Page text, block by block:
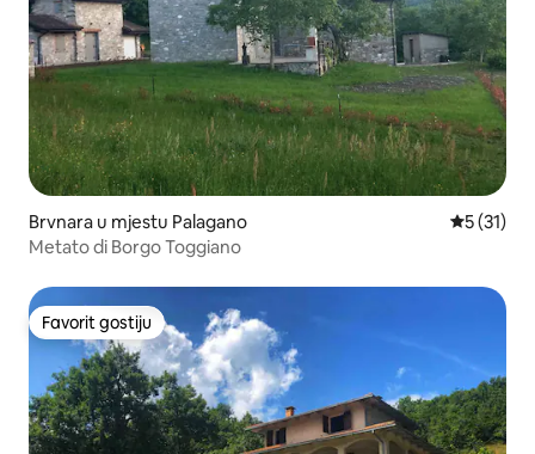
Brvnara u mjestu Palagano prosječna
5 (31)
Metato di Borgo Toggiano
Favorit gostiju
Favorit gostiju